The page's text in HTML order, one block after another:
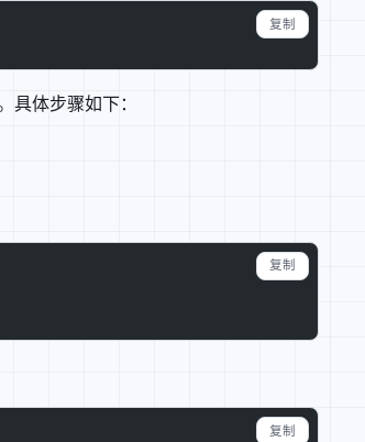
复制
体步骤如下：
复制
复制